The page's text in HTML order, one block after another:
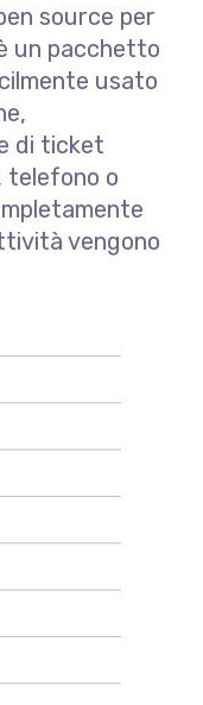
source per
un pacchetto
usato
di ticket
telefono o
vengono